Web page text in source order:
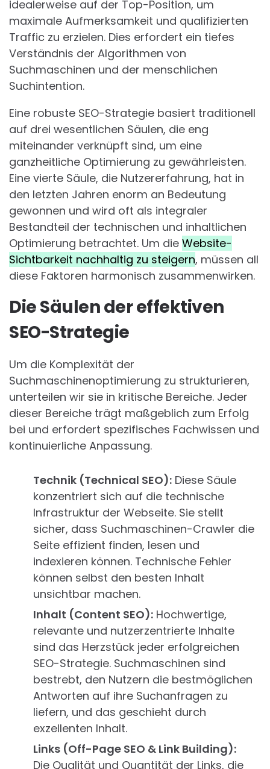
idealerweise auf der Top-Position, um
maximale Aufmerksamkeit und qualifizierten
Traffic zu erzielen. Dies erfordert ein tiefes
Verständnis der Algorithmen von
Suchmaschinen und der menschlichen
Suchintention.
Eine robuste SEO-Strategie basiert traditionell
auf drei wesentlichen Säulen, die eng
miteinander verknüpft sind, um eine
ganzheitliche Optimierung zu gewährleisten.
Eine vierte Säule, die Nutzererfahrung, hat in
den letzten Jahren enorm an Bedeutung
gewonnen und wird oft als integraler
Bestandteil der technischen und inhaltlichen
Optimierung betrachtet. Um die Website-
Sichtbarkeit nachhaltig zu steigern, müssen all
diese Faktoren harmonisch zusammenwirken.
Die Säulen der effektiven
SEO-Strategie
Um die Komplexität der
Suchmaschinenoptimierung zu strukturieren,
unterteilen wir sie in kritische Bereiche. Jeder
dieser Bereiche trägt maßgeblich zum Erfolg
bei und erfordert spezifisches Fachwissen und
kontinuierliche Anpassung.
Technik (Technical SEO): Diese Säule
konzentriert sich auf die technische
Infrastruktur der Webseite. Sie stellt
sicher, dass Suchmaschinen-Crawler die
Seite effizient finden, lesen und
indexieren können. Technische Fehler
können selbst den besten Inhalt
unsichtbar machen.
Inhalt (Content SEO): Hochwertige,
relevante und nutzerzentrierte Inhalte
sind das Herzstück jeder erfolgreichen
SEO-Strategie. Suchmaschinen sind
bestrebt, den Nutzern die bestmöglichen
Antworten auf ihre Suchanfragen zu
liefern, und das geschieht durch
exzellenten Inhalt.
Links (Off-Page SEO & Link Building):
Die Qualität und Quantität der Links, die